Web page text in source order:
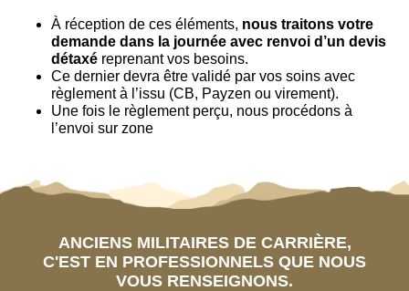
À réception de ces éléments, nous traitons votre
demande dans la journée avec renvoi d’un devis
détaxé reprenant vos besoins.
Ce dernier devra être validé par vos soins avec
règlement à l’issu (CB, Payzen ou virement).
Une fois le règlement perçu, nous procédons à
l’envoi sur zone
ANCIENS MILITAIRES DE CARRIÈRE,
C'EST EN PROFESSIONNELS QUE NOUS
VOUS RENSEIGNONS.